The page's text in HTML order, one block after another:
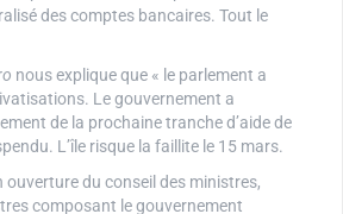
des comptes bancaires. Tout le
nous explique que « le parlement a
Le gouvernement a
de la prochaine tranche d’aide de
L’île risque la faillite le 15 mars.
ouverture du conseil des ministres,
composant le gouvernement